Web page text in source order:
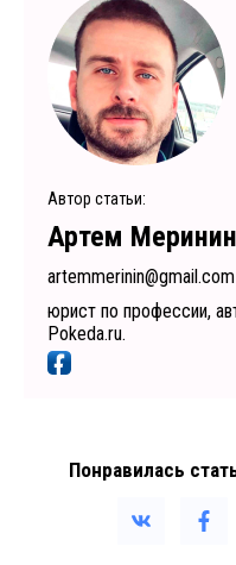
Автор статьи:
Артем Меринин
artemmerinin@gmail.com
юрист по профессии,
Pokeda.ru.
Понравилась